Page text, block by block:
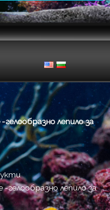
лепило за
гелообразно лепило за